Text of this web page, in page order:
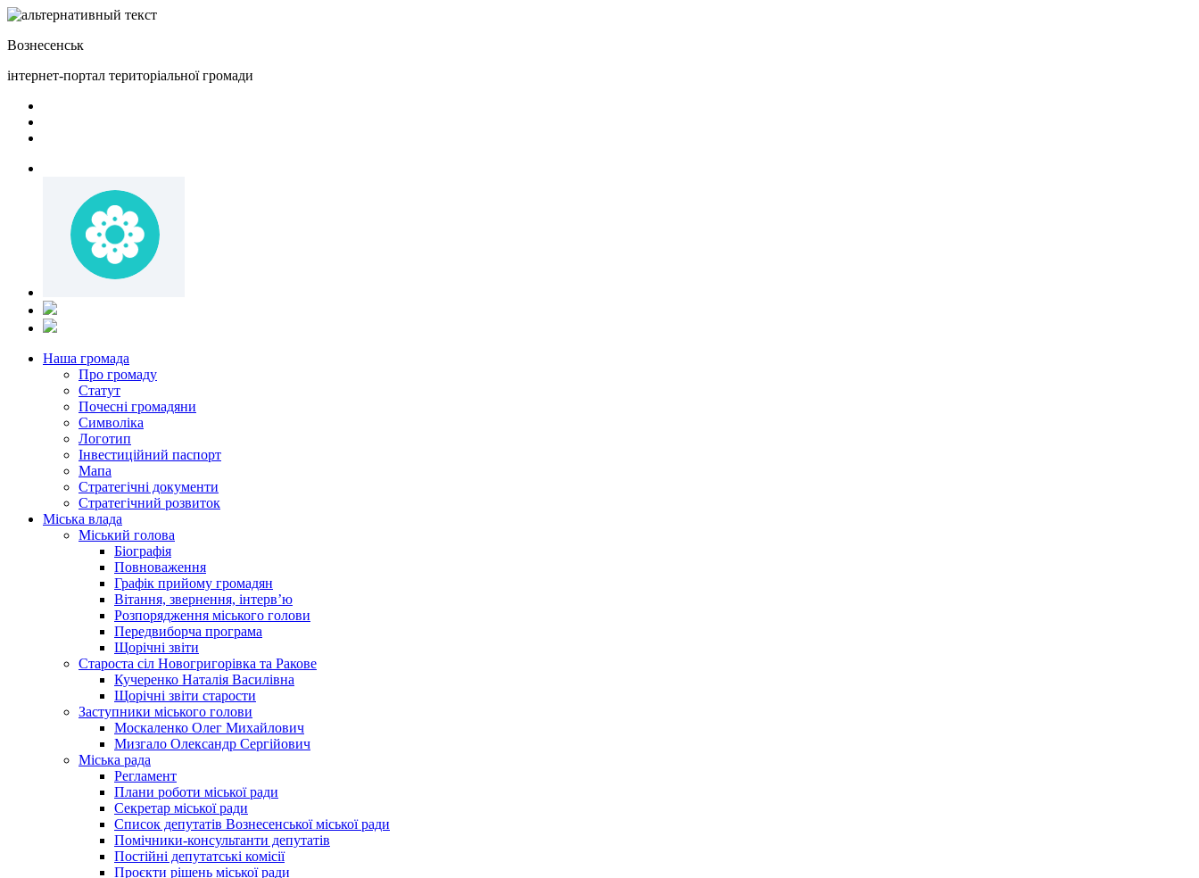
Вознесенськ
інтернет-портал територіальної громади
Наша громада
Про громаду
Статут
Почесні громадяни
Символіка
Логотип
Інвестиційний паспорт
Мапа
Стратегічні документи
Стратегічний розвиток
Міська влада
Міський голова
Біографія
Повноваження
Графік прийому громадян
Вітання, звернення, інтерв’ю
Розпорядження міського голови
Передвиборча програма
Щорічні звіти
Староста сіл Новогригорівка та Ракове
Кучеренко Наталія Василівна
Щорічні звіти старости
Заступники міського голови
Москаленко Олег Михайлович
Мизгало Олександр Сергійович
Міська рада
Регламент
Плани роботи міської ради
Секретар міської ради
Список депутатів Вознесенської міської ради
Помічники-консультанти депутатів
Постійні депутатські комісії
Проєкти рішень міської ради